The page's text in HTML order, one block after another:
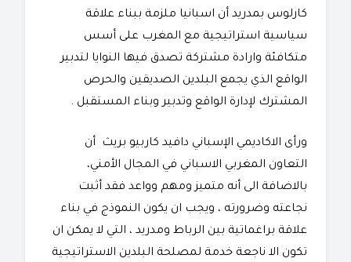
كارلوس بمدريد أن اسبانيا ملزمة ببناء علاقة
سياسية استراتيجية مع المغرب على أسس
متكافئة وارادة مشتركة تصدق فيها النوايا لتدبير
الواقع الذي يجمع البلدين الصديقين والحرص
المشترك لإدارة الواقع وتدبير وبناء المستقبل .
ورأى الاكاديمي الإسباني دافيد كاربيو بريث أن
التعاون المغربي الاسباني في المجال الأمني،
بالاضافة الى أنه متميز ومهم وواعد فقد أثبت
نجاعته وضرورته ، ويجب ان يكون النموذج في بناء
علاقة براغماتية بين الرباط ومدريد ، التي لا يمكن ان
تكون الا ناجعة خدمة لمصلحة البلدين الاستراتيجية